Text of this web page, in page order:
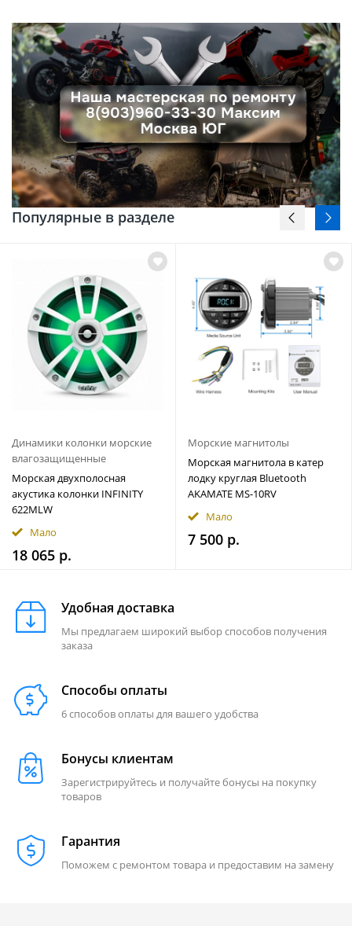
Популярные в разделе
Динамики колонки морские
влагозащищенные
Морская двухполосная
акустика колонки INFINITY
622MLW
Мало
18 065 р.
Морские магнитолы
Морская магнитола в катер
лодку круглая Bluetooth
AKAMATE MS-10RV
Мало
7 500 р.
Удобная доставка
Мы предлагаем широкий выбор способов получения
заказа
Способы оплаты
6 способов оплаты для вашего удобства
Бонусы клиентам
Зарегистрируйтесь и получайте бонусы на покупку
товаров
Гарантия
Поможем с ремонтом товара и предоставим на замену